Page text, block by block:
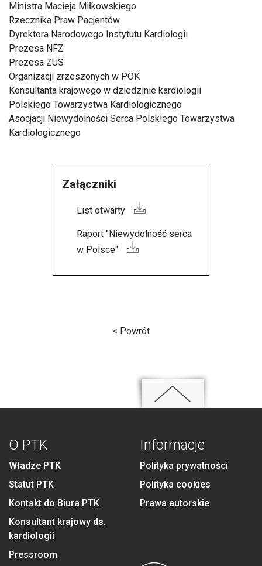
Ministra Macieja Miłkowskiego
Rzecznika Praw Pacjentów
Dyrektora Narodowego Instytutu Kardiologii
Prezesa NFZ
Prezesa ZUS
Organizacji zrzeszonych w POK
Konsultanta krajowego w dziedzinie kardiologii
Polskiego Towarzystwa Kardiologicznego
Asocjacji Niewydolności Serca Polskiego Towarzystwa
Kardiologicznego
Załączniki
List otwarty
Raport "Niewydolność serca
w Polsce"
< Powrót
O PTK
Władze PTK
Statut PTK
Kontakt do Biura PTK
Konsultant krajowy ds.
kardiologii
Pressroom
Informacje
Polityka prywatności
Polityka cookies
Prawa autorskie